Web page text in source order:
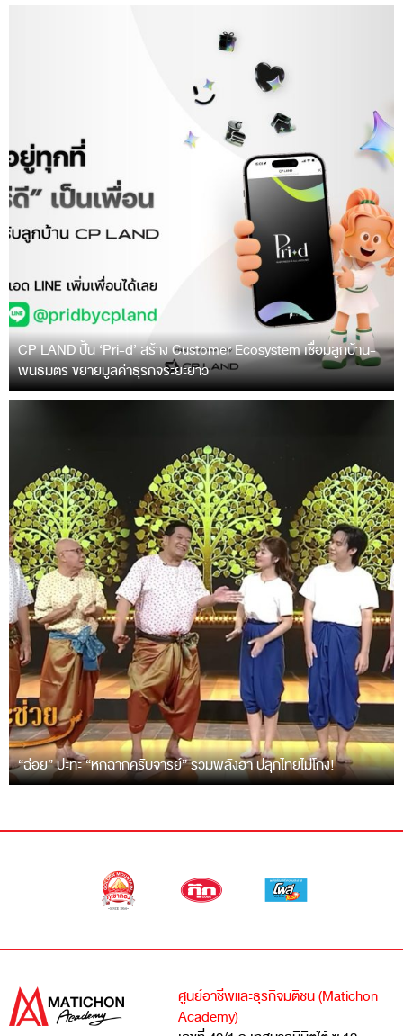
CP LAND ปั้น ‘Pri-d’ สร้าง Customer Ecosystem เชื่อมลูกบ้าน-
พันธมิตร ขยายมูลค่าธุรกิจระยะยาว
“ฉ่อย” ปะทะ “หกฉากครับจารย์” รวมพลังฮา ปลุกไทยไม่โกง!
ศูนย์อาชีพและธุรกิจมติชน (Matichon
Academy)